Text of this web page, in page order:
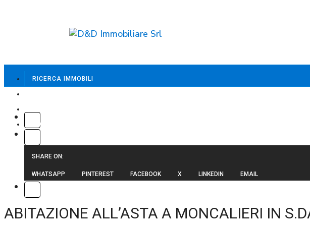
RICERCA IMMOBILI
CONTATTI
SHARE ON:
WHATSAPP PINTEREST FACEBOOK X LINKEDIN EMAIL
ABITAZIONE ALL’ASTA A MONCALIERI IN